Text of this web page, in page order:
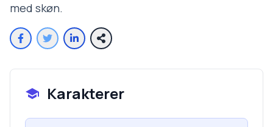
med skøn.
Karakterer